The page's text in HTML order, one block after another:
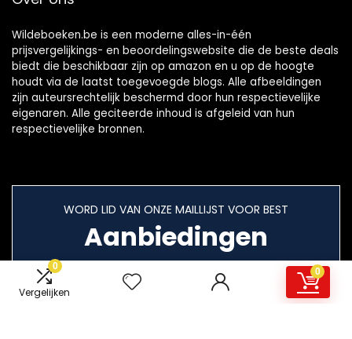
0
Vergelijken
0
Wildeboeken.be is een moderne alles-in-één
prijsvergelijkings- en beoordelingswebsite die de beste deals
biedt die beschikbaar zijn op amazon en u op de hoogte
houdt via de laatst toegevoegde blogs. Alle afbeeldingen
zijn auteursrechtelijk beschermd door hun respectievelijke
eigenaren. Alle geciteerde inhoud is afgeleid van hun
respectievelijke bronnen.
WORD LID VAN ONZE MAILLIJST VOOR BEST
Aanbiedingen